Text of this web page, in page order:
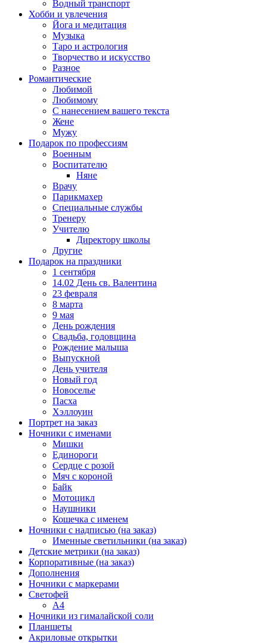
Водный транспорт
Хобби и увлечения
Йога и медитация
Музыка
Таро и астрология
Творчество и искусство
Разное
Романтические
Любимой
Любимому
С нанесением вашего текста
Жене
Мужу
Подарок по профессиям
Военным
Воспитателю
Няне
Врачу
Парикмахер
Специальные службы
Тренеру
Учителю
Директору школы
Другие
Подарок на праздники
1 сентября
14.02 День св. Валентина
23 февраля
8 марта
9 мая
День рождения
Свадьба, годовщина
Рождение малыша
Выпускной
День учителя
Новый год
Новоселье
Пасха
Хэллоуин
Портрет на заказ
Ночники с именами
Мишки
Единороги
Сердце с розой
Мяч с короной
Байк
Мотоцикл
Наушники
Кошечка с именем
Ночники с надписью (на заказ)
Именные светильники (на заказ)
Детские метрики (на заказ)
Корпоративные (на заказ)
Дополнения
Ночники с маркерами
Светофей
А4
Ночники из гималайской соли
Планшеты
Акриловые открытки